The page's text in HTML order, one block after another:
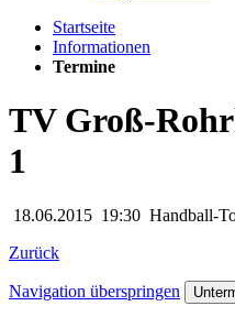
Startseite
Informationen
Termine
TV Groß-
1
18.06.2015 19:30 Handball-
Zurück
Navigation überspringen